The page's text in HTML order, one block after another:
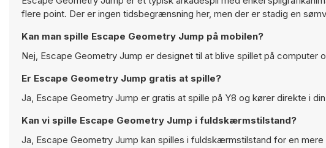
flere point. Der er ingen tidsbegrænsning her, men der er stadig en
Kan man spille Escape Geometry Jump på mobilen?
Nej, Escape Geometry Jump er designet til at blive spillet på computer
Er Escape Geometry Jump gratis at spille?
Ja, Escape Geometry Jump er gratis at spille på Y8 og kører direkte i
Kan vi spille Escape Geometry Jump i fuldskærmstilstand?
Ja, Escape Geometry Jump kan spilles i fuldskærmstilstand for en